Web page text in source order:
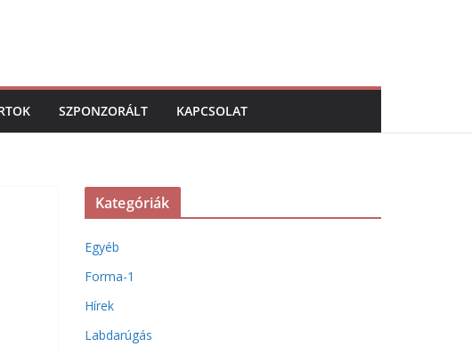
SZPONZORÁLT KAPCSOLAT
Kategóriák
Egyéb
Forma-1
Hírek
Labdarúgás